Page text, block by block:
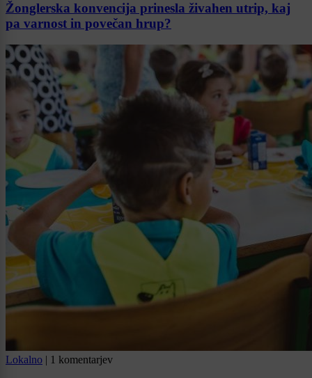
Žonglerska konvencija prinesla živahen utrip, kaj
pa varnost in povečan hrup?
Lokalno | 1 komentarjev